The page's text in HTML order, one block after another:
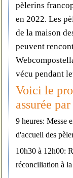
pèlerins
en 2022. Les
de la maison
peuvent
vécu pendant
Voici le
assurée
9 heures: Messe
d'accueil des
10h30 à 12h00:
réconciliation à la